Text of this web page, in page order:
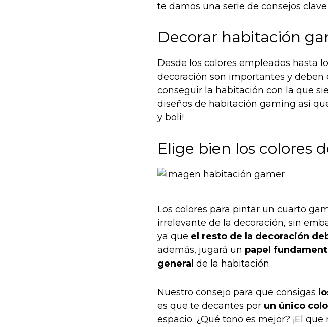
te damos una serie de consejos
Decorar habitación
Desde los colores empleados hasta
decoración son importantes y
conseguir la habitación con la que
diseños de habitación gaming así
y boli!
Elige bien los colores
Los colores para pintar un cuarto
irrelevante de la decoración, sin
ya que el resto de la decoración
además, jugará un papel
general de la habitación.
Nuestro consejo para que consigas
es que te decantes por un único
espacio. ¿Qué tono es mejor? ¡El